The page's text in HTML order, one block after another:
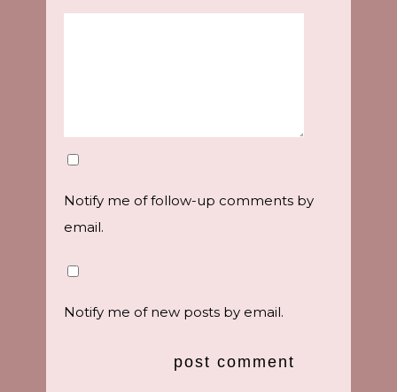
Notify me of follow-up comments by
email.
Notify me of new posts by email.